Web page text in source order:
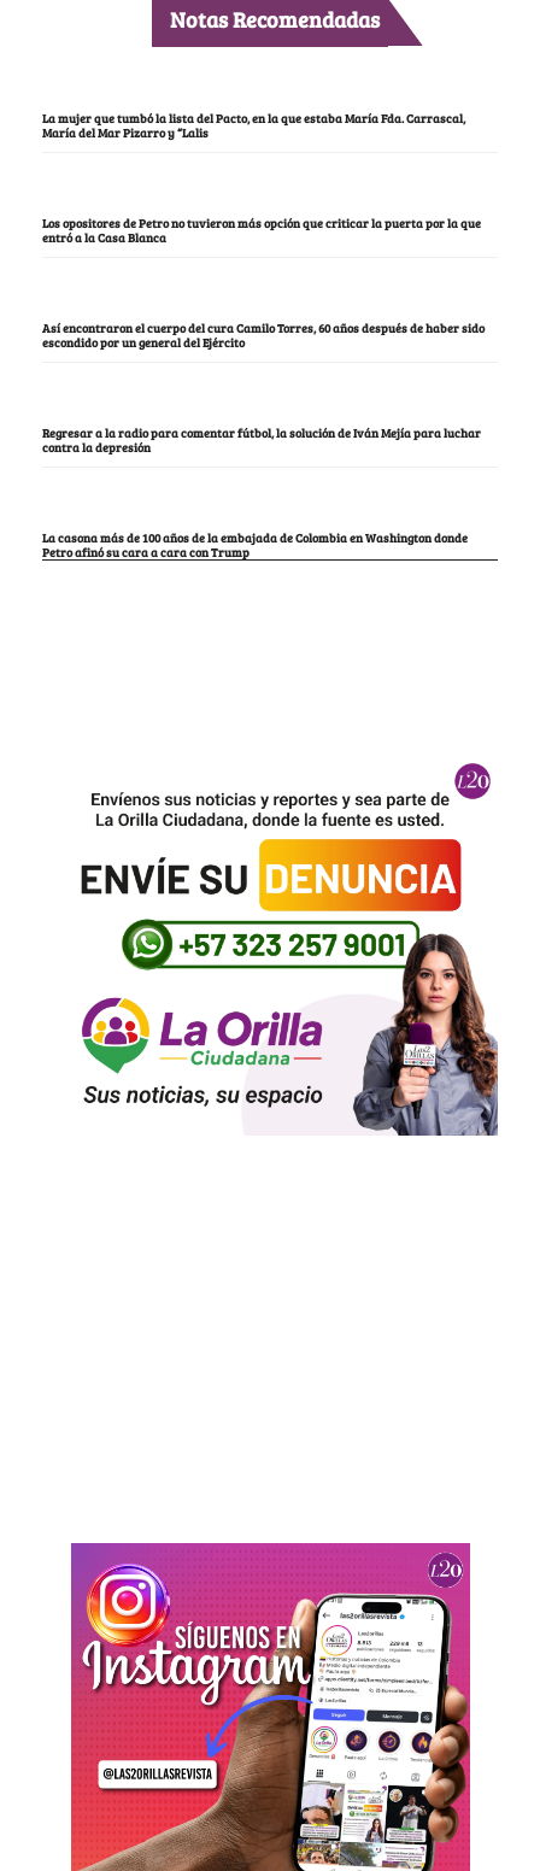
Notas Recomendadas
La mujer que tumbó la lista del Pacto, en la que estaba María Fda. Carrascal,
María del Mar Pizarro y “Lalis
Los opositores de Petro no tuvieron más opción que criticar la puerta por la que
entró a la Casa Blanca
Así encontraron el cuerpo del cura Camilo Torres, 60 años después de haber sido
escondido por un general del Ejército
Regresar a la radio para comentar fútbol, la solución de Iván Mejía para luchar
contra la depresión
La casona más de 100 años de la embajada de Colombia en Washington donde
Petro afinó su cara a cara con Trump